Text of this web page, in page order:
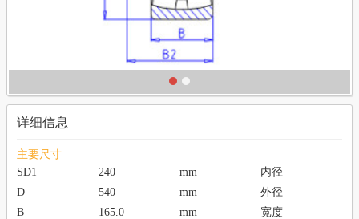
详细信息
主要尺寸
SD1
240 mm
内径
D
540 mm
外径
B
165.0 mm 宽度